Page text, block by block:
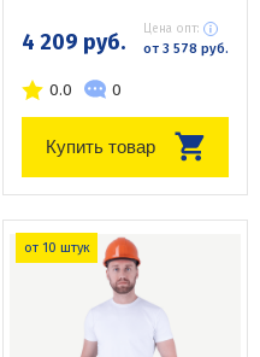
4 209 руб. Цена опт:
от 3 578 руб.
0.0 0
Купить товар
от 10 штук